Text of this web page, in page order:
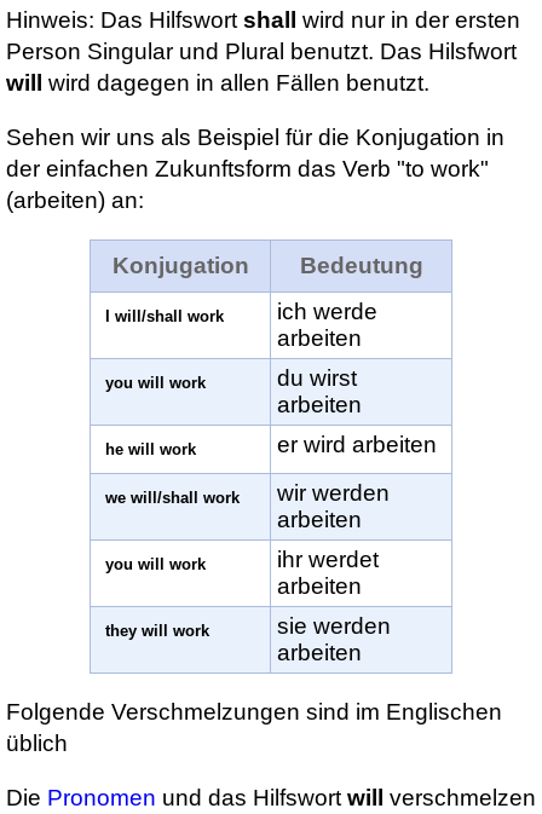
Hinweis: Das Hilfswort shall
wird nur in der ersten
Person Singular und Plural benutzt. Das Hilsfwort
will
wird dagegen in allen Fällen benutzt.
Sehen wir uns als Beispiel für die Konjugation in
der einfachen Zukunftsform das Verb "to work"
(arbeiten) an:
Konjugation Bedeutung
I will/shall work
ich werde
arbeiten
you will work
du wirst
arbeiten
he will work er wird arbeiten
we will/shall work
wir werden
arbeiten
you will work
ihr werdet
arbeiten
they will work
sie werden
arbeiten
Folgende Verschmelzungen sind im Englischen
üblich
Die Pronomen und das Hilfswort will
verschmelzen